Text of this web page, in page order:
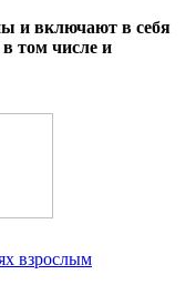
и включают в себя
в том числе и
взрослым